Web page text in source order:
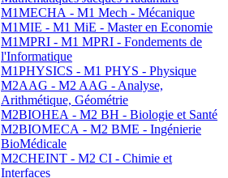
M1MECHA - M1 Mech - Mécanique
M1MIE - M1 MiE - Master en Economie
M1MPRI - M1 MPRI - Fondements de
l'Informatique
M1PHYSICS - M1 PHYS - Physique
M2AAG - M2 AAG - Analyse,
Arithmétique, Géométrie
M2BIOHEA - M2 BH - Biologie et Santé
M2BIOMECA - M2 BME - Ingénierie
BioMédicale
M2CHEINT - M2 CI - Chimie et
Interfaces